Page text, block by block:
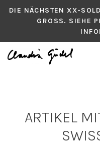
DIE NÄCHSTEN XX-
GROSS. SIEHE
ARTIKEL